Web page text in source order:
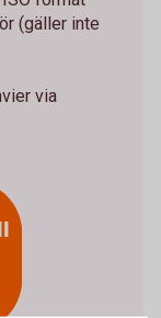
(gäller inte
via